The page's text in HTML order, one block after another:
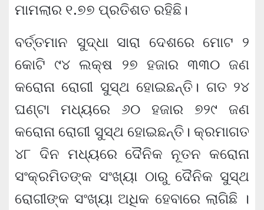
ମାମଲାର ୧.୭୭ ପ୍ରତିଶତ ରହିଛି।
ବର୍ତ୍ତମାନ ସୁଦ୍ଧା ସାରା ଦେଶରେ ମୋଟ ୨
କୋଟି ୯୪ ଲକ୍ଷ ୨୭ ହଜାର ୩୩୦ ଜଣ
କରୋନା ରୋଗୀ ସୁସ୍ଥ ହୋଇଛନ୍ତି। ଗତ ୨୪
ଘଣ୍ଟା ମଧ୍ୟରେ ୬୦ ହଜାର ୭୨୯ ଜଣ
କରୋନା ରୋଗୀ ସୁସ୍ଥ ହୋଇଛନ୍ତି। କ୍ରମାଗତ
୪୮ ଦିନ ମଧ୍ୟରେ ଦୈନିକ ନୂତନ କରୋନା
ସଂକ୍ରମିତଙ୍କ ସଂଖ୍ୟା ଠାରୁ ଦୈନିକ ସୁସ୍ଥ
ରୋଗୀଙ୍କ ସଂଖ୍ୟା ଅଧିକ ହେବାରେ ଲାଗିଛି ।